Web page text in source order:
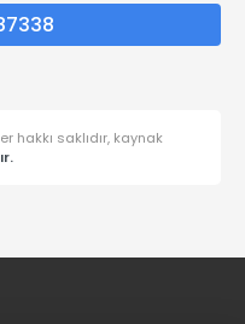
hakkı saklıdır, kaynak